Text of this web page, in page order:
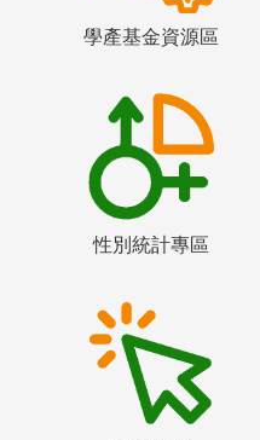
學產基金資源區
性別統計專區